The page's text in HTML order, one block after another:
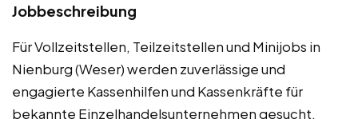
Jobbeschreibung
Für Vollzeitstellen, Teilzeitstellen und Minijobs in
Nienburg (Weser) werden zuverlässige und
engagierte Kassenhilfen und Kassenkräfte für
bekannte Einzelhandelsunternehmen gesucht.